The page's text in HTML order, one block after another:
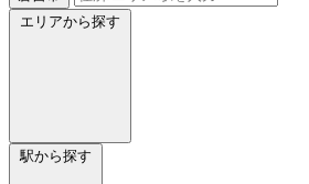
エリアから探す
駅から探す